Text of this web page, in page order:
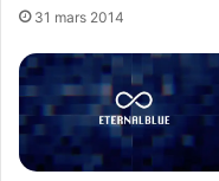
31 mars 2014